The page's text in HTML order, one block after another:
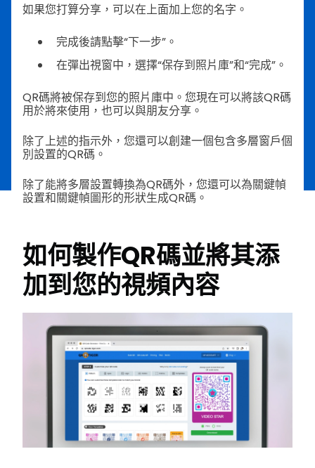
如果您打算分享，可以在上面加上您的名字。
完成後請點擊“下一步”。
在彈出視窗中，選擇“保存到照片庫”和“完成”。
QR碼將被保存到您的照片庫中。您現在可以將該QR碼
用於將來使用，也可以與朋友分享。
除了上述的指示外，您還可以創建一個包含多層窗戶個
別設置的QR碼。
除了能將多層設置轉換為QR碼外，您還可以為關鍵幀
設置和關鍵幀圖形的形狀生成QR碼。
如何製作QR碼並將其添
加到您的視頻內容